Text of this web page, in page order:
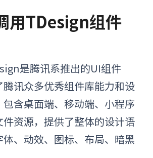
用TDesign组件
是腾讯系推出的UI组件
讯众多优秀组件库能力和设
含桌面端、移动端、小程序
件资源， 提供了整体的设计语
、动效、图标、布局、暗黑